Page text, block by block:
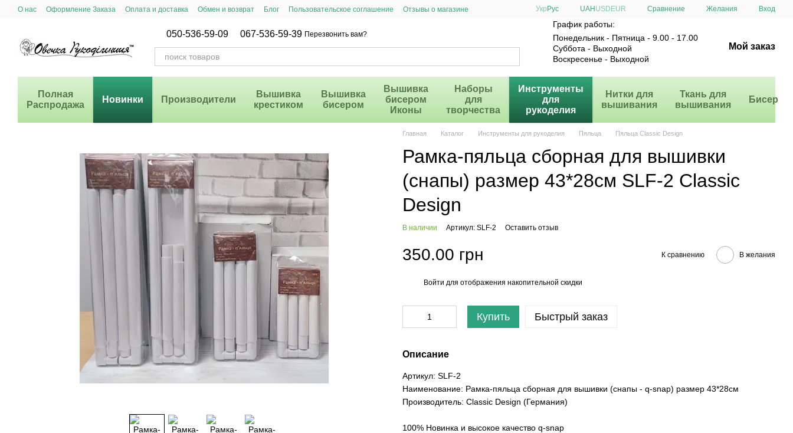
Перейти к основному контенту
О нас Оформление Заказа Оплата и доставка Обмен и возврат Блог Пользовательское соглашение
Отзывы о магазине
Укр Рус UAH USD EUR Сравнение Желания Вход
050-536-59-09 067-536-59-39 Перезвонить вам?
График работы:
Понедельник - Пятница - 9.00 - 17.00
Суббота - Выходной
Воскресенье - Выходной
Мой заказ
Полная
Распродажа
Новинки Производители
Вышивка
крестиком
Вышивка
бисером
Вышивка
бисером
Иконы
Наборы
для
творчества
Инструменты
для
рукоделия
Нитки для
вышивания
Ткань для
вышивания
Бисер
Главная Каталог Инструменты для рукоделия Пяльца Пяльца Classic Design
Рамка-пяльца сборная для вышивки
(снапы) размер 43*28см SLF-2 Classic
Design
В наличии Артикул: SLF-2 Оставить отзыв
350.00 грн К сравнению В желания
Войти для отображения накопительной скидки
Купить Быстрый заказ
Описание
Артикул: SLF-2
Наименование: Рамка-пяльца сборная для вышивки (снапы - q-snap) размер 43*28см
Производитель: Classic Design (Германия)
100% Новинка и высокое качество q-snap